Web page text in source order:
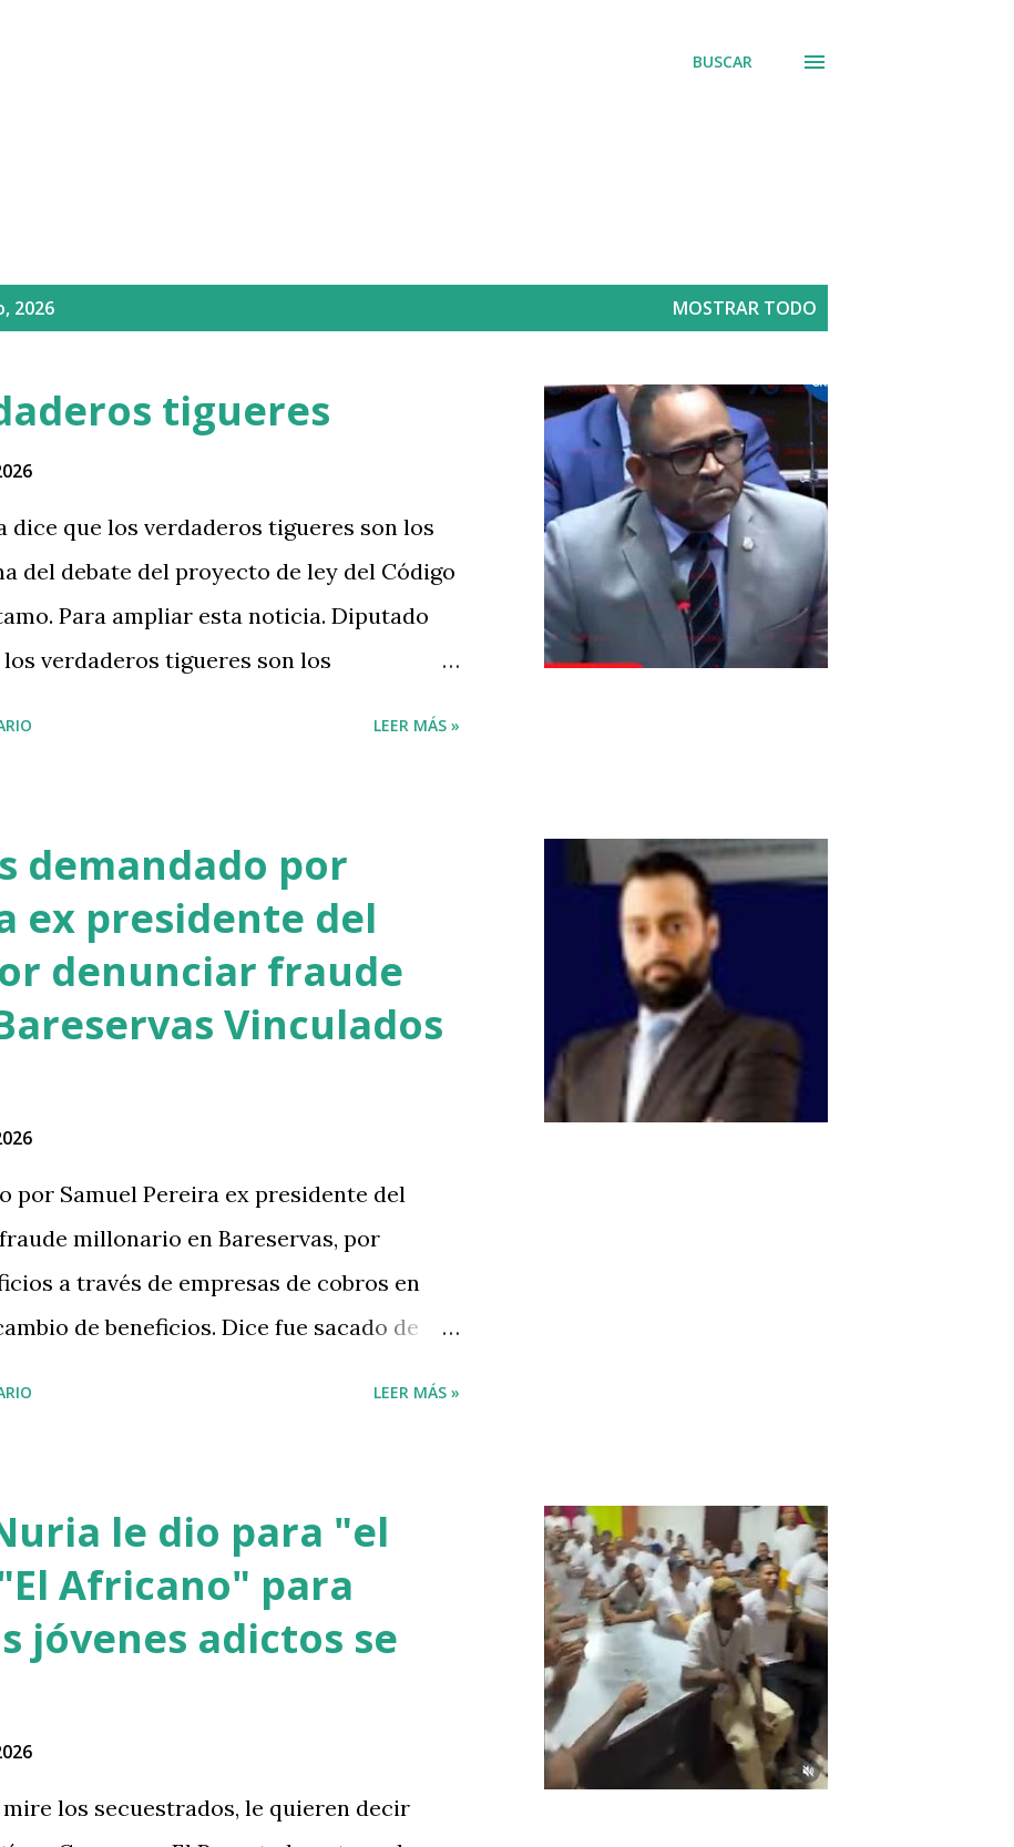
BUSCAR
2026 MOSTRAR TODO
tigueres
que los verdaderos tigueres son los
del debate del proyecto de ley del Código
Para ampliar esta noticia. Diputado
verdaderos tigueres son los
LEER MÁS »
demandado por
ex presidente del
denunciar fraude
Vinculados
por Samuel Pereira ex presidente del
millonario en Bareservas, por
a través de empresas de cobros en
de beneficios. Dice fue sacado de
Carlos Rubio (@CRubioMartinezU) May
una demanda civil por difamación
de Miami-Dade, Florida, conforme al
el 1 de mayo de 2026. La acción reclama
Q22cIMADEx — Jaime Rincón
Esposa de Samuel Perey...
LEER MÁS »
le dio para "el
Africano" para
jóvenes adictos se
los secuestrados, le quieren decir